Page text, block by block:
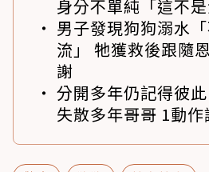
身分不單純「這不是
男子發現狗狗溺水
流」 牠獲救後跟隨
謝
分開多年仍記得彼
失散多年哥哥 1動